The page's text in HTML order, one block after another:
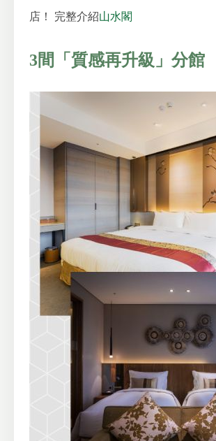
店！
完整介紹山水閣
3間「質感再升級」分館